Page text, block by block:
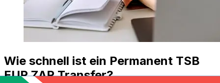
Wie schnell ist ein Permanent TSB
EUR ZAR Transfer?